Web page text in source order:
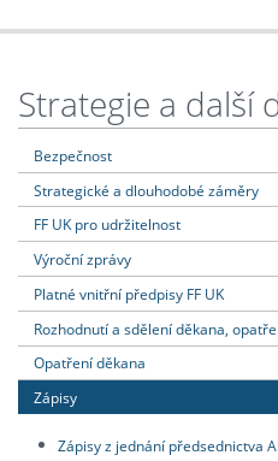
Strategie a další
Bezpečnost
Strategické a dlouhodobé záměry
FF UK pro udržitelnost
Výroční zprávy
Platné vnitřní předpisy FF UK
Rozhodnutí a sdělení děkana,
Opatření děkana
Zápisy
Zápisy z jednání předsednictva